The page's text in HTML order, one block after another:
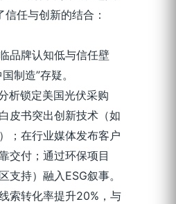
任与创新的结合：
品牌认知低与信任壁
制造”存疑。
析锁定美国光伏采购
皮书突出创新技术（如
；在行业媒体发布客户
交付；通过环保项目
支持）融入ESG叙事。
索转化率提升20%，与